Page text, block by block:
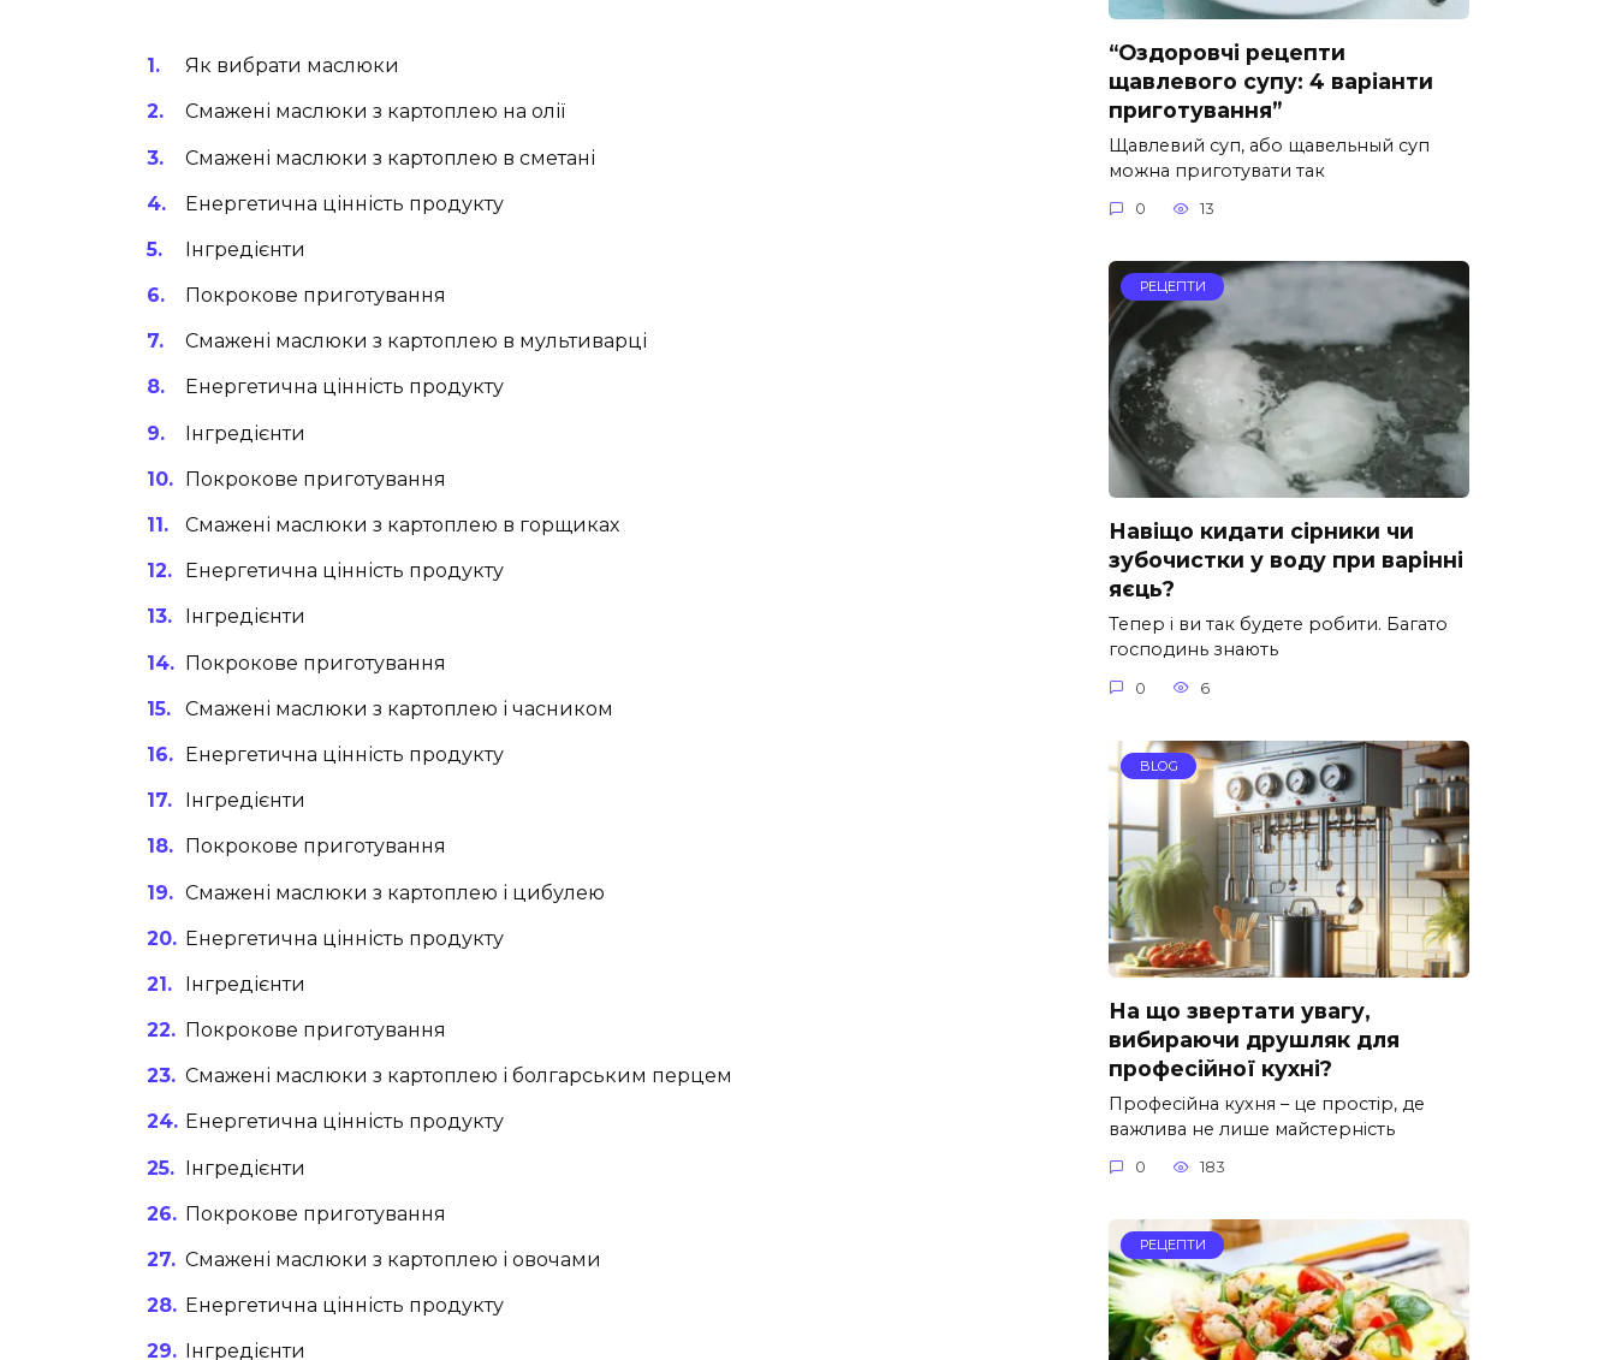
Як вибрати маслюки
Смажені маслюки з картоплею на олії
Смажені маслюки з картоплею в сметані
Енергетична цінність продукту
Інгредієнти
Покрокове приготування
Смажені маслюки з картоплею в мультиварці
Енергетична цінність продукту
Інгредієнти
Покрокове приготування
Смажені маслюки з картоплею в горщиках
Енергетична цінність продукту
Інгредієнти
Покрокове приготування
Смажені маслюки з картоплею і часником
Енергетична цінність продукту
Інгредієнти
Покрокове приготування
Смажені маслюки з картоплею і цибулею
Енергетична цінність продукту
Інгредієнти
Покрокове приготування
Смажені маслюки з картоплею і болгарським перцем
Енергетична цінність продукту
Інгредієнти
Покрокове приготування
Смажені маслюки з картоплею і овочами
Енергетична цінність продукту
Інгредієнти
“Оздоровчі рецепти
щавлевого супу: 4 варіанти
приготування”
Щавлевий суп, або щавельный суп
можна приготувати так
0 13
РЕЦЕПТИ
Навіщо кидати сірники чи
зубочистки у воду при варінні
яєць?
Тепер і ви так будете робити. Багато
господинь знають
0 6
BLOG
На що звертати увагу,
вибираючи друшляк для
професійної кухні?
Професійна кухня – це простір, де
важлива не лише майстерність
0 183
РЕЦЕПТИ